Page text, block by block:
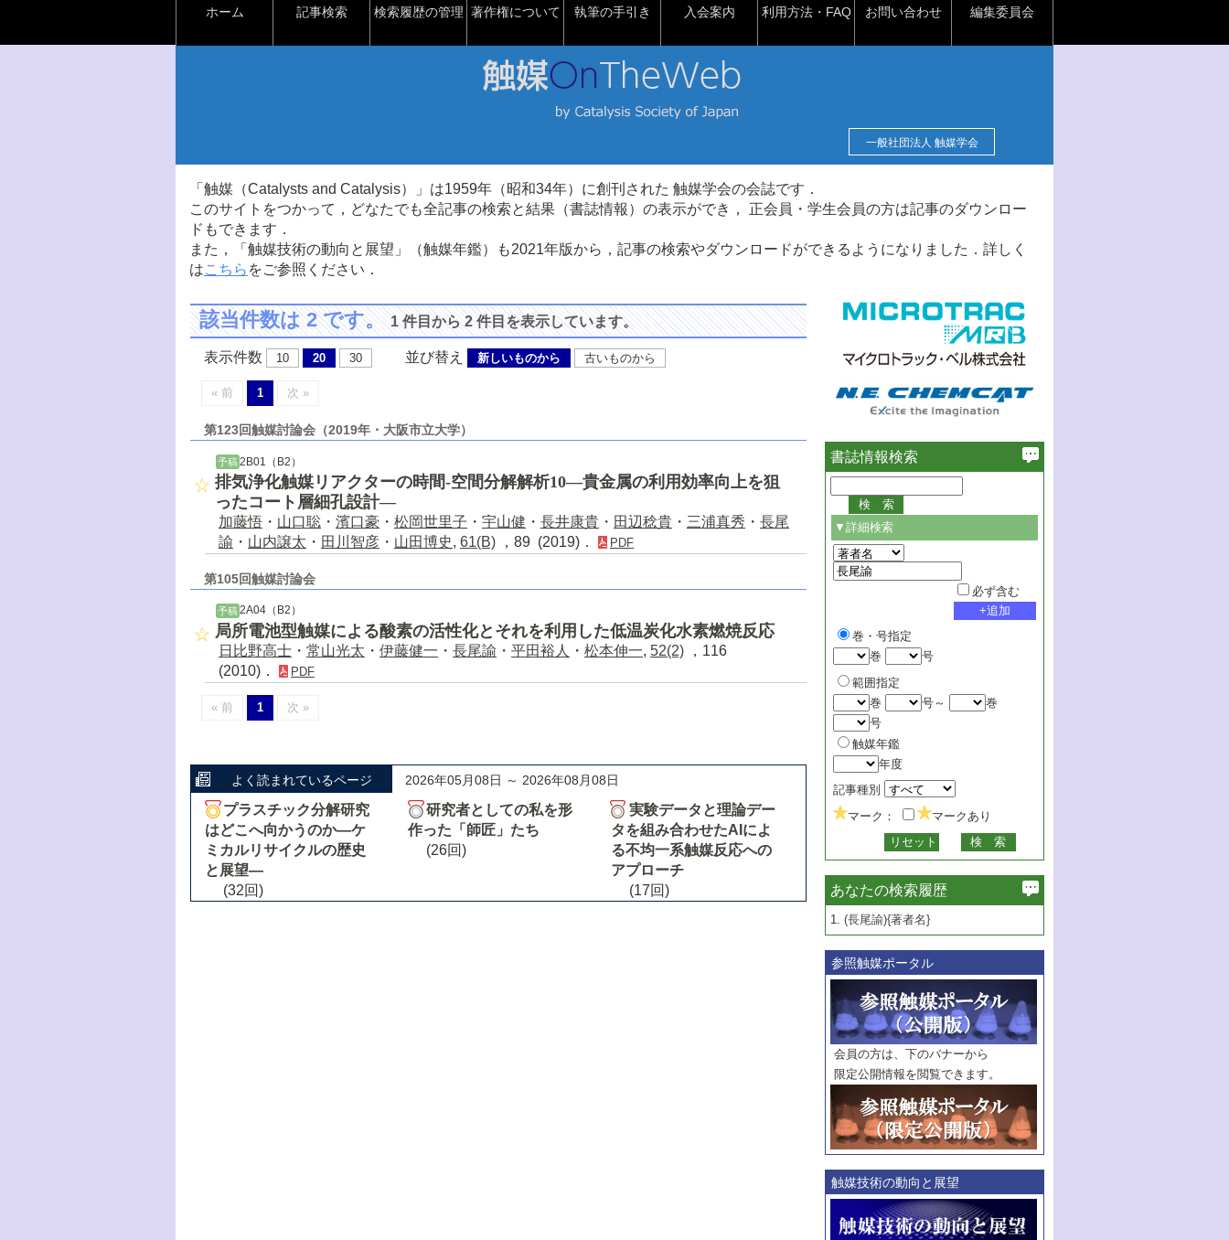
ホーム 記事検索 検索履歴の管理 著作権について 執筆の手引き 入会案内 利用方法・FAQ お問い合わせ 編集委員会
一般社団法人 触媒学会
「触媒（Catalysts and Catalysis）」は1959年（昭和34年）に創刊された 触媒学会の会誌です．
このサイトをつかって，どなたでも全記事の検索と結果（書誌情報）の表示ができ， 正会員・学生会員の方は記事のダウンロー
ドもできます．
また，「触媒技術の動向と展望」（触媒年鑑）も2021年版から，記事の検索やダウンロードができるようになりました．詳しく
はこちら をご参照ください．
該当件数は 2 です。1 件目から 2 件目を表示しています。
表示件数 10 20 30 並び替え 新しいものから 古いものから
« 前 1 次 »
第123回触媒討論会（2019年・大阪市立大学）
予稿 2B01（B2）
排気浄化触媒リアクターの時間‐空間分解解析10―貴金属の利用効率向上を狙
ったコート層細孔設計―
加藤悟 ・ 山口聡 ・ 濱口豪 ・ 松岡世里子 ・ 宇山健 ・ 長井康貴 ・ 田辺稔貴 ・ 三浦真秀 ・ 長尾
諭 ・ 山内譲太 ・ 田川智彦 ・ 山田博史, 61(B) ，89 (2019)． PDF
第105回触媒討論会
予稿 2A04（B2）
局所電池型触媒による酸素の活性化とそれを利用した低温炭化水素燃焼反応
日比野高士 ・ 常山光太 ・ 伊藤健一 ・ 長尾諭 ・ 平田裕人 ・ 松本伸一, 52(2) ，116
(2010)．
PDF
« 前 1 次 »
よく読まれているページ 2026年05月08日 ～ 2026年08月08日
プラスチック分解研究
はどこへ向かうのか―ケ
ミカルリサイクルの歴史
と展望―
(32回)
研究者としての私を形
作った「師匠」たち
(26回)
実験データと理論デー
タを組み合わせたAIによ
る不均一系触媒反応への
アプローチ
(17回)
書誌情報検索
▼詳細検索
必ず含む
巻・号指定
巻
号
範囲指定
巻
号～
巻
号
触媒年鑑
年度
記事種別
マーク：
マークあり
あなたの検索履歴
1. (長尾諭){著者名}
参照触媒ポータル
会員の方は、下のバナーから
限定公開情報を閲覧できます。
触媒技術の動向と展望